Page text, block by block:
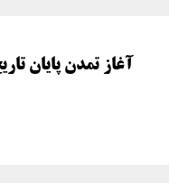
آغاز تمدن پایان